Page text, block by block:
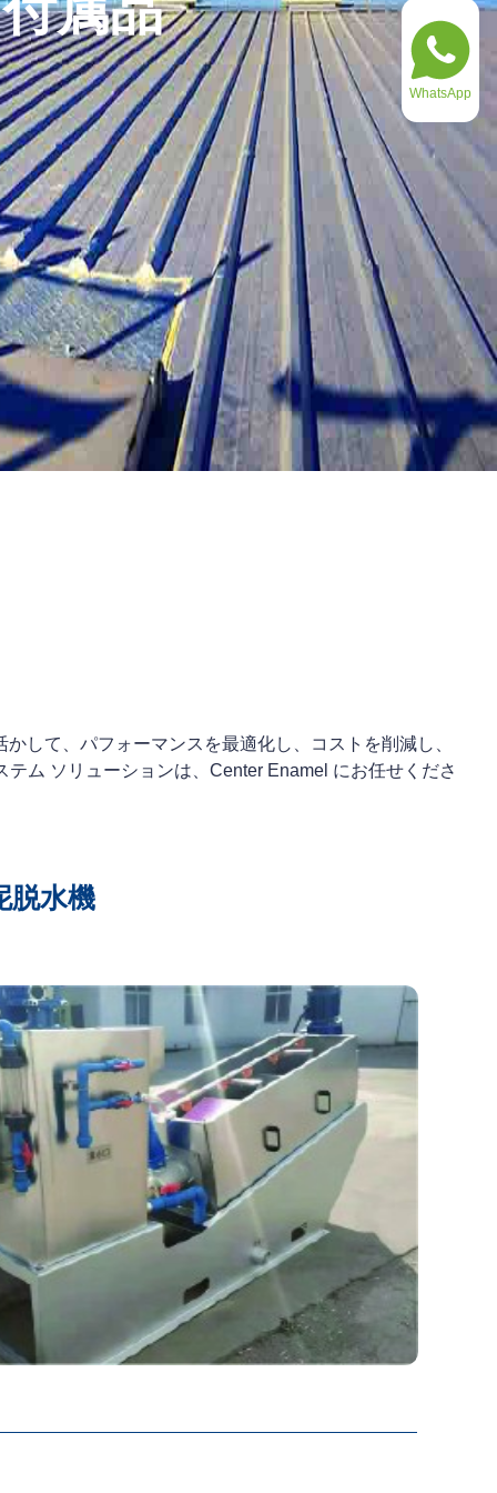
して、パフォーマンスを最適化し、コストを削減し、
ム ソリューションは、Center Enamel にお任せくださ
脱水機
WhatsApp